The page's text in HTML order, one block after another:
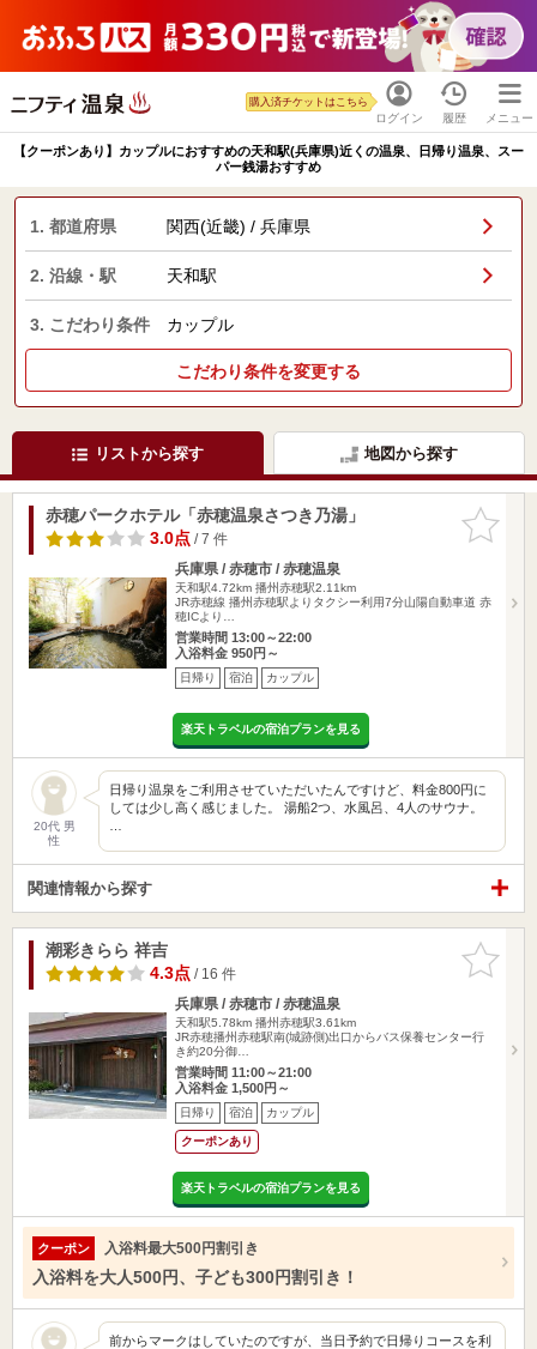
ログイン
購入済チケットはこちら
履歴 メニュー
【クーポンあり】カップルにおすすめの天和駅(兵庫県)近くの温泉、日帰り温泉、スー
パー銭湯おすすめ
1. 都道府県 関西(近畿) / 兵庫県
2. 沿線・駅 天和駅
3. こだわり条件 カップル
こだわり条件を変更する
リストから探す 地図から探す
お気に入
りに追加
赤穂パークホテル「赤穂温泉さつき乃湯」
3.0点/ 7 件
兵庫県 / 赤穂市 / 赤穂温泉
天和駅4.72km 播州赤穂駅2.11km
JR赤穂線 播州赤穂駅よりタクシー利用7分山陽自動車道 赤
穂ICより…
営業時間 13:00～22:00
入浴料金 950円～
日帰り 宿泊 カップル
楽天トラベルの宿泊プランを見る
20代 男
性
日帰り温泉をご利用させていただいたんですけど、料金800円に
しては少し高く感じました。 湯船2つ、水風呂、4人のサウナ。
関連情報から探す
お気に入
りに追加
潮彩きらら 祥吉
4.3点/ 16 件
兵庫県 / 赤穂市 / 赤穂温泉
天和駅5.78km 播州赤穂駅3.61km
JR赤穂播州赤穂駅南(城跡側)出口からバス保養センター行
き約20分御…
営業時間 11:00～21:00
入浴料金 1,500円～
日帰り 宿泊 カップル
クーポンあり
楽天トラベルの宿泊プランを見る
クーポン 入浴料最大500円割引き
入浴料を大人500円、子ども300円割引き！
前からマークはしていたのですが、当日予約で日帰りコースを利